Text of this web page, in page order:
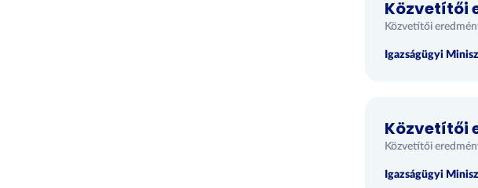
Közvetítői
Közvetítői
Igazságügyi
Közvetítői
Közvetítői
Igazságügyi